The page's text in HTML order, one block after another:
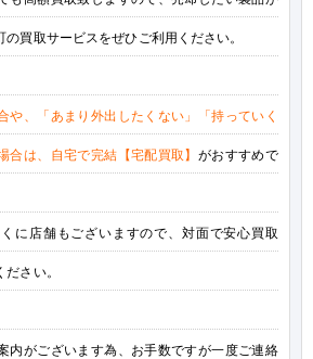
買取サービスをぜひご利用ください。
や、「あまり外出したくない」「持っていく
は、自宅で完結【宅配買取】 がおすすめで
に店舗もございますので、対面で安心買取
さい。
内がございます為、お手数ですが一度ご連絡